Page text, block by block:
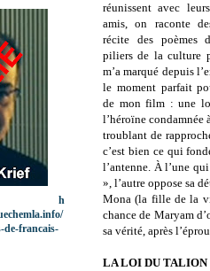
réunissent avec
amis, on raconte
récite des poèmes
piliers de la culture
m’a marqué depuis
le moment parfait
de mon film : une
l’héroïne condamnée
troublant de
c’est bien ce qui
l’antenne. À l’une
», l’autre oppose sa
Mona (la fille de la
chance de Maryam
sa vérité, après
LA LOI DU TALION
h
de-francais-